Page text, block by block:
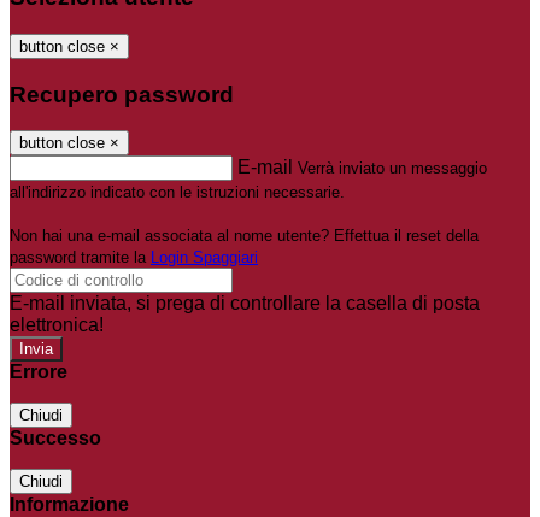
button close ×
Recupero password
button close ×
E-mail Verrà inviato un messaggio
all'indirizzo indicato con le istruzioni necessarie.
Non hai una e-mail associata al nome utente? Effettua il reset della
password tramite la Login Spaggiari
E-mail inviata, si prega di controllare la casella di posta
elettronica!
Errore
Chiudi
Successo
Chiudi
Informazione